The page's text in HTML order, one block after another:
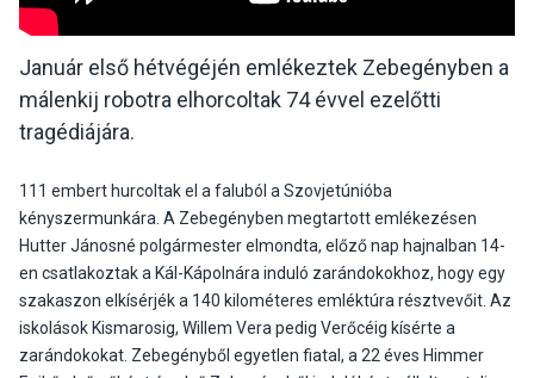
Január első hétvégéjén emlékeztek Zebegényben a
málenkij robotra elhorcoltak 74 évvel ezelőtti
tragédiájára.
111 embert hurcoltak el a faluból a Szovjetúnióba
kényszermunkára. A Zebegényben megtartott emlékezésen
Hutter Jánosné polgármester elmondta, előző nap hajnalban 14-
en csatlakoztak a Kál-Kápolnára induló zarándokokhoz, hogy egy
szakaszon elkísérjék a 140 kilométeres emléktúra résztvevőit. Az
iskolások Kismarosig, Willem Vera pedig Verőcéig kísérte a
zarándokokat. Zebegényből egyetlen fiatal, a 22 éves Himmer